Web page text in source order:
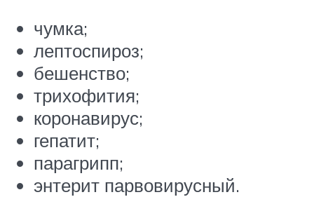
чумка;
лептоспироз;
бешенство;
трихофития;
коронавирус;
гепатит;
парагрипп;
энтерит парвовирусный.